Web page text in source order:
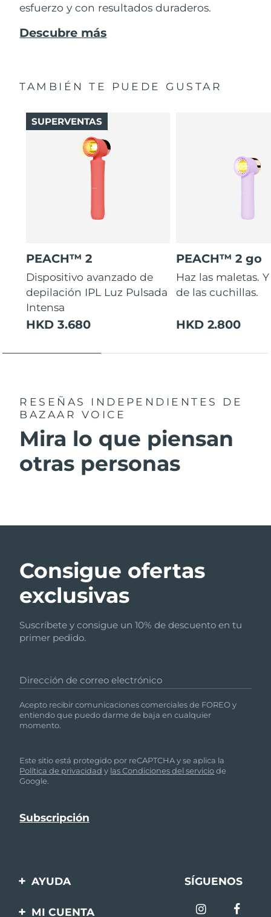
esfuerzo y con resultados duraderos.
Descubre más
TAMBIÉN TE PUEDE GUSTAR
PEACH™ 2
Dispositivo avanzado de
depilación IPL Luz Pulsada
Intensa
HKD 3.680
SUPERVENTAS
PEACH™ 2 go
Haz las maletas.
de las cuchillas.
HKD 2.800
RESEÑAS INDEPENDIENTES
DE
BAZAAR VOICE
Mira lo que piensan
otras personas
Consigue ofertas
exclusivas
Suscríbete y consigue un 10% de descuento en tu
primer pedido.
Dirección de correo electrónico
Acepto recibir comunicaciones comerciales de FOREO y
entiendo que puedo darme de baja en cualquier
momento.
Este sitio está protegido por reCAPTCHA y se aplica la
Política de privacidad y las Condiciones del serviciode
Google.
AYUDA
Contáctanos
SÍGUENOS
MI CUENTA